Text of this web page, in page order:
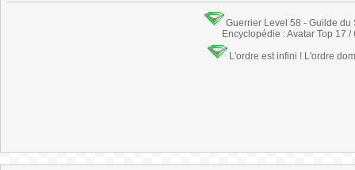
Guerrier Level 58 - Guilde
Encyclopédie : Avatar Top 17 /
L'ordre est infini ! L'ordre